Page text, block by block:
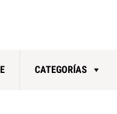
CATEGORÍAS